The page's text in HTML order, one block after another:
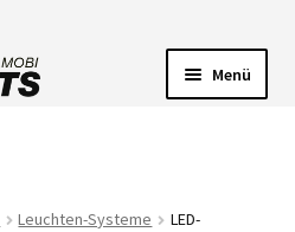
Menü
Leuchten-Systeme
LED-